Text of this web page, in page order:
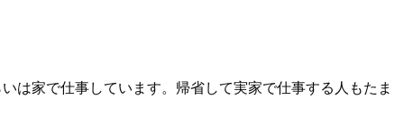
は家で仕事しています。帰省して実家で仕事する人もたま